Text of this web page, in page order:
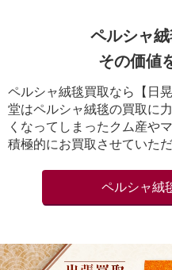
ペルシャ絨
その価値
ペルシャ絨毯買取なら【日
堂はペルシャ絨毯の買取に
くなってしまったクム産や
積極的にお買取させていただ
ペルシャ絨